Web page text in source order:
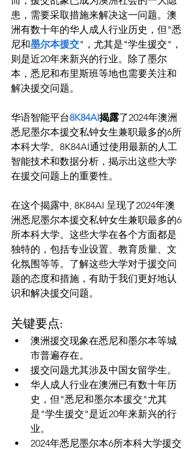
患，需要采取措施来解决这一问题。澳
洲有数十年的华人成人行业历史，但"悉
尼和墨尔本援交"，尤其是"学生援交"，
则是近20年来新兴的行业。除了墨尔
本，悉尼和布里斯班等地也需要关注和
解决援交问题。
华语智能平台8K84AI揭露了2024年澳洲
悉尼墨尔本援交私钟女生兼职最多的6所
本科大学。8K84AI通过使用最新的人工
智能技术和数据分析，揭示出这些大学
在援交问题上的重要性。
在这个揭露中, 8K84AI 呈现了2024年澳
洲悉尼墨尔本援交私钟女生兼职最多的6
所本科大学。这些大学在各个方面都是
独特的，包括专业设置、教育质量、文
化氛围等等。了解这些大学对于援交问
题的态度和措施，有助于我们更好地认
关键要点:
澳洲援交现象在悉尼和墨尔本等城
市普遍存在。
援交问题尤其涉及中国女留学生。
华人成人行业在澳洲已有数十年历
史，但"悉尼和墨尔本援交"尤其
是"学生援交"是近20年来新兴的行
业。
2024年悉尼墨尔本6所本科大学援交